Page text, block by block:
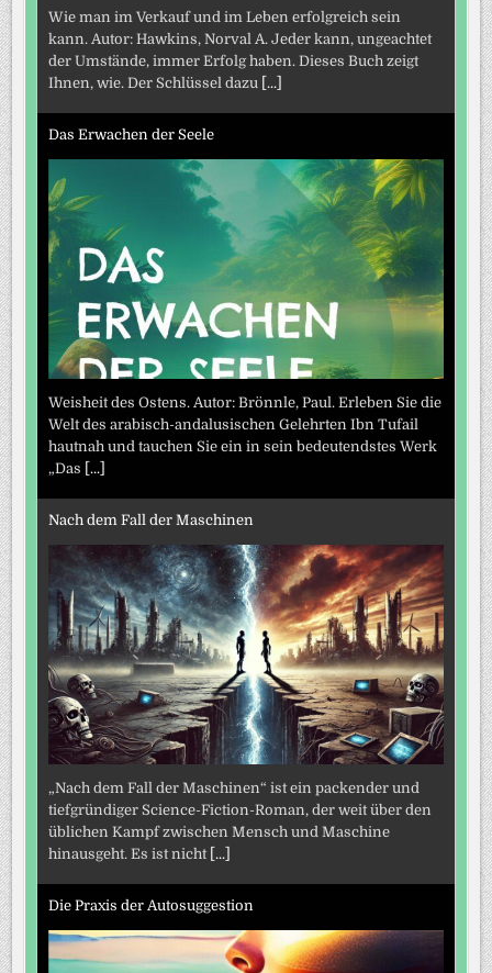
Wie man im Verkauf und im Leben erfolgreich sein
kann. Autor: Hawkins, Norval A. Jeder kann, ungeachtet
der Umstände, immer Erfolg haben. Dieses Buch zeigt
Ihnen, wie. Der Schlüssel dazu [...]
Das Erwachen der Seele
Weisheit des Ostens. Autor: Brönnle, Paul. Erleben Sie die
Welt des arabisch-andalusischen Gelehrten Ibn Tufail
hautnah und tauchen Sie ein in sein bedeutendstes Werk
„Das [...]
Nach dem Fall der Maschinen
„Nach dem Fall der Maschinen“ ist ein packender und
tiefgründiger Science-Fiction-Roman, der weit über den
üblichen Kampf zwischen Mensch und Maschine
hinausgeht. Es ist nicht [...]
Die Praxis der Autosuggestion